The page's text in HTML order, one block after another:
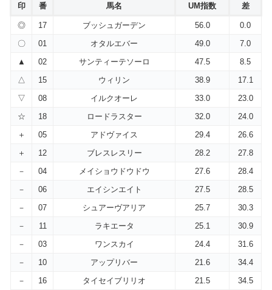
印 番 馬名 UM指数 差
◎ 17 ブッシュガーデン 56.0
0.0
〇
01 オタルエバー 49.0
7.0
▲
02 サンティーテソーロ 47.5
8.5
△
15 ウィリン 38.9
17.1
▽
08 イルクオーレ 33.0
23.0
☆
18 ロードラスター 32.0
24.0
＋
05 アドヴァイス 29.4
26.6
＋
12 ブレスレスリー 28.2
27.8
－
04 メイショウドウドウ 27.6
28.4
－
06 エイシンエイト 27.5
28.5
－
07 シュアーヴアリア 25.7
30.3
－
11 ラキエータ 25.1
30.9
－
03 ワンスカイ 24.4
31.6
－
10 アップリバー 21.6
34.4
－
16 タイセイブリリオ 21.5
34.5